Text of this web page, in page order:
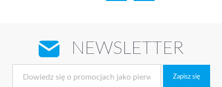
NEWSLETTER
Zapisz się